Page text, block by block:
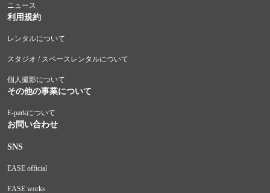
ニュース
利用規約
レンタルについて
スタジオ / スペースレンタルについて
個人撮影について
その他の事業について
E-parkについて
お問い合わせ
SNS
EASE official
EASE works